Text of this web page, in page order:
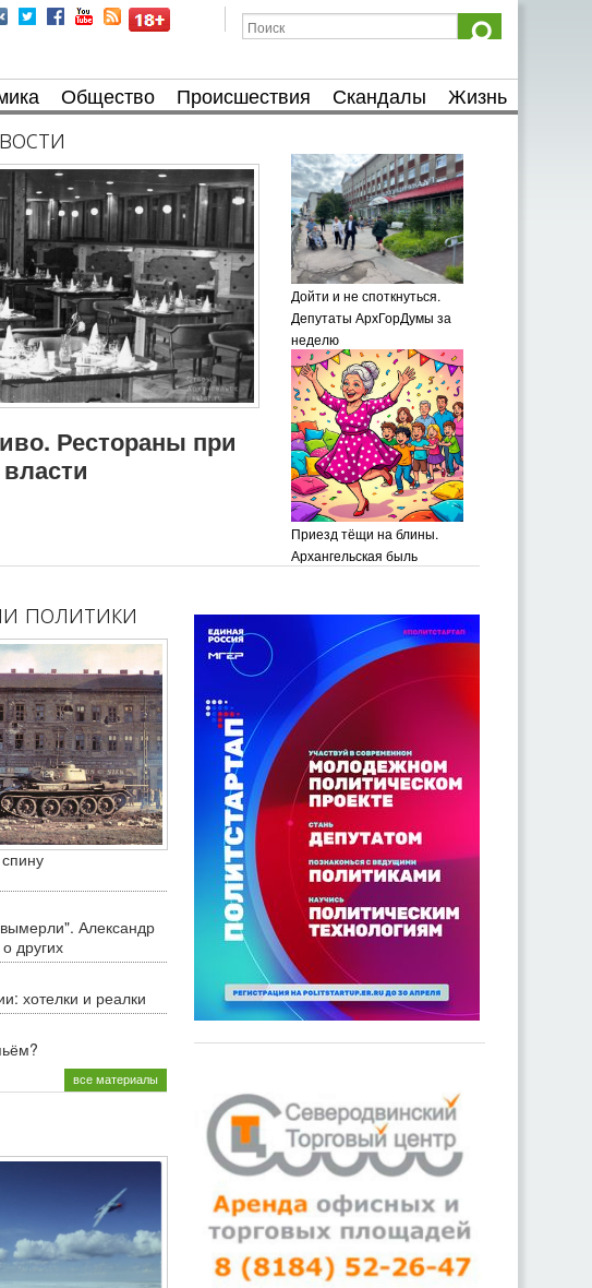
Общество Происшествия Скандалы Жизнь
Рестораны при
Дойти и не споткнуться.
Депутаты АрхГорДумы за
неделю
Приезд тёщи на блины.
Архангельская быль
политики
Александр
других
хотелки и реалки
все материалы